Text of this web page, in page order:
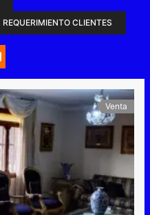
REQUERIMIENTO CLIENTES
Venta